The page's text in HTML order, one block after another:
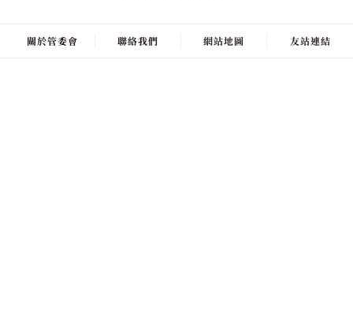
關於管委會 聯絡我們 網站地圖 友站連結